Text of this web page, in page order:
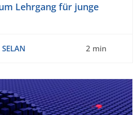
Lehrgang für junge
2 min